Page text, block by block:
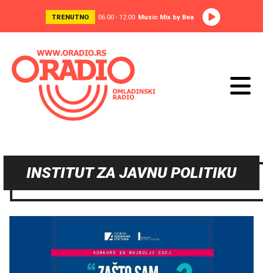
TRENUTNO 06:00 - 12:00 Music Mix by Bea
INSTITUT ZA JAVNU POLITIKU